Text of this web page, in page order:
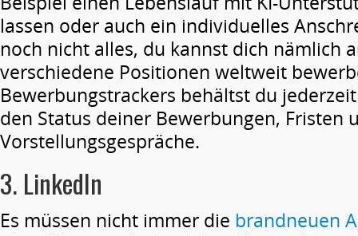
lassen oder auch ein individuelles
noch nicht alles, du kannst dich nämlich
verschiedene Positionen weltweit
Bewerbungstrackers behältst du
den Status deiner Bewerbungen, Fristen
Vorstellungsgespräche.
3. LinkedIn
Es müssen nicht immer die brandneuen